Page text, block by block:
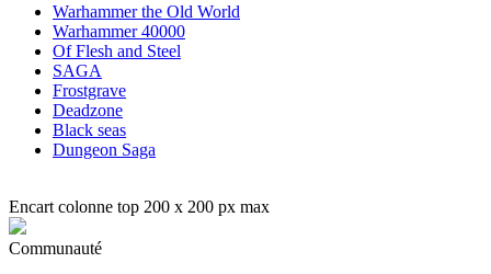
Warhammer the Old World
Warhammer 40000
Of Flesh and Steel
SAGA
Frostgrave
Deadzone
Black seas
Dungeon Saga
Encart colonne top 200 x 200 px max
Communauté